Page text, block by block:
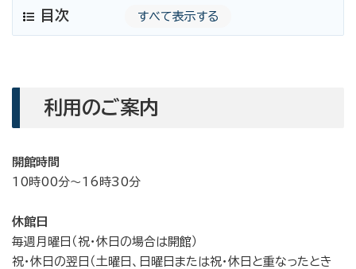
目次 すべて表示する
利用のご案内
開館時間
10時00分～16時30分
休館日
毎週月曜日（祝・休日の場合は開館）
祝・休日の翌日（土曜日、日曜日または祝・休日と重なったとき